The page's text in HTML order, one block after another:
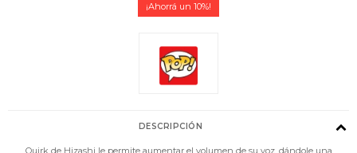
10
DESCRIPCIÓN
Quirk de Hizashi le permite aumentar el volumen de su voz, dándole una